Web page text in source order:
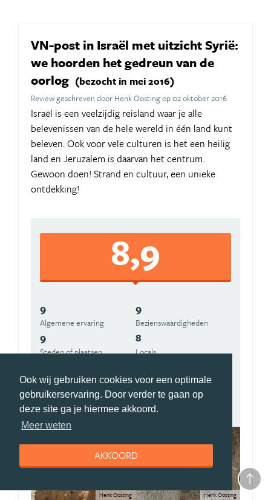
Ook wij gebruiken cookies voor een optimale
gebruikerservaring. Door verder te gaan op
deze site ga je hiermee akkoord.
Meer weten
AKKOORD
VN-post in Israël met uitzicht Syrië:
we hoorden het gedreun van de
oorlog (bezocht in mei 2016)
Review geschreven door Henk Oosting op 02 oktober 2016
Israël is een veelzijdig reisland waar je alle
belevenissen van de hele wereld in één land kunt
beleven. Ook voor vele culturen is het een heilig
land en Jeruzalem is daarvan het centrum.
Gewoon doen! Strand en cultuur, een unieke
ontdekking!
8,9
9
Algemene ervaring
9
Beziens­waardigheden
9
Steden of plaatsen
8
Locals
Veilig Natuur
9
Stranden
8
Klimaat
Henk Oosting Henk Oosting